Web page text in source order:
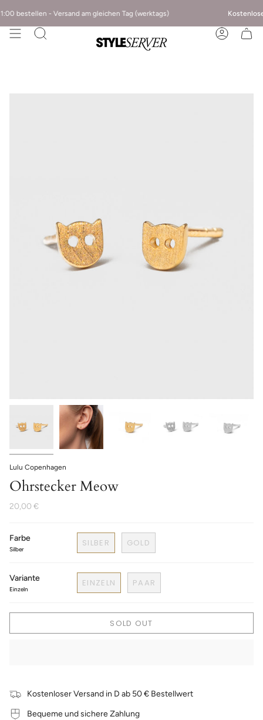
bestellen - Versand am gleichen Tag (werktags) Kostenloser
Lulu Copenhagen
Ohrstecker Meow
20,00 €
Farbe
Silber
SILBER GOLD
Variante
Einzeln
EINZELN PAAR
SOLD OUT
Kostenloser Versand in D ab 50 € Bestellwert
Bequeme und sichere Zahlung